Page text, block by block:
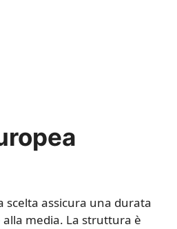
scelta assicura una durata
media. La struttura è